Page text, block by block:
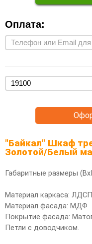
Оплата:
"Байкал" Шкаф
Золотой/Белый
Габаритные размеры
Материал каркаса: ЛДСП
Материал фасада: МДФ
Покрытие фасада:
Петли с доводчиком.